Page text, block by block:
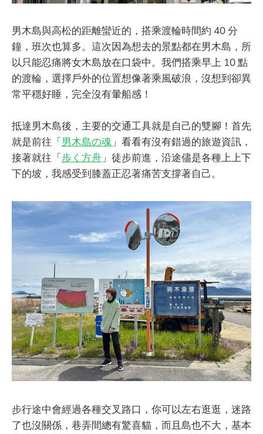
男木島與高松的距離蠻近的，搭乘渡輪時間約 40 分
鐘，班次也算多。這次因為想去的景點都在男木島，所
以只能忍痛將女木島放在口袋中。我們搭乘早上 10 點
的渡輪，選擇戶外的位置想像著乘風破浪，沒想到卻異
常平穩好睡，完全沒有暈船感！
抵達男木島後，主要的交通工具就是自己的雙腳！首先
就是前往「男木島の魂 」看看有沒有錯過的旅遊資訊，
接著就往「歩く方舟 」徒步前進，沿途儘是各種上上下
下的坡，我感受到膝蓋正忍著痛苦支撐著自己。
步行途中會經過各種交叉路口，你可以左右逛逛，迷路
了也沒關係，巷弄間總有驚喜貓，而且島也不大，基本